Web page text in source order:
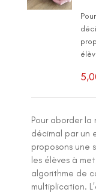
Pour aborder
décimal par un
proposons une
les élèves à
algorithme de
multiplication.